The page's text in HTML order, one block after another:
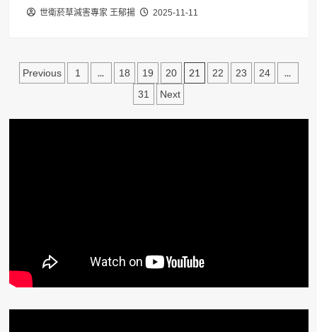
世衛菸草減害專家 王郁揚 2025-11-11
文
分
Previous 1 ... 18 19 20 21 22 23 24 ...
31 Next